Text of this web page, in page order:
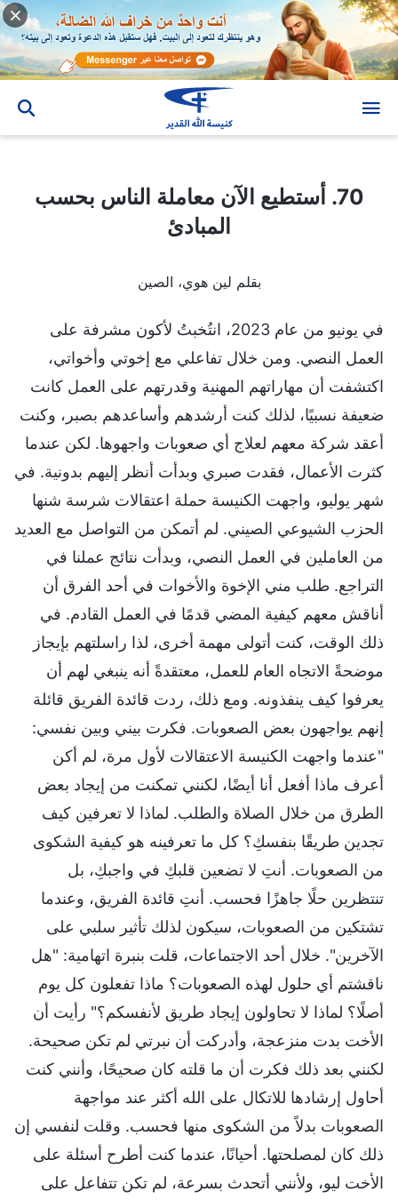
70. أستطيع الآن معاملة الناس بحسب
المبادئ
بقلم لين هوي، الصين
في يونيو من عام 2023، انتُخبتُ لأكون مشرفة على
العمل النصي. ومن خلال تفاعلي مع إخوتي وأخواتي،
اكتشفت أن مهاراتهم المهنية وقدرتهم على العمل كانت
ضعيفة نسبيًا، لذلك كنت أرشدهم وأساعدهم بصبر، وكنت
أعقد شركة معهم لعلاج أي صعوبات واجهوها. لكن عندما
كثرت الأعمال، فقدت صبري وبدأت أنظر إليهم بدونية. في
شهر يوليو، واجهت الكنيسة حملة اعتقالات شرسة شنها
الحزب الشيوعي الصيني. لم أتمكن من التواصل مع العديد
من العاملين في العمل النصي، وبدأت نتائج عملنا في
التراجع. طلب مني الإخوة والأخوات في أحد الفرق أن
أناقش معهم كيفية المضي قدمًا في العمل القادم. في
ذلك الوقت، كنت أتولى مهمة أخرى، لذا راسلتهم بإيجاز
موضحةً الاتجاه العام للعمل، معتقدةً أنه ينبغي لهم أن
يعرفوا كيف ينفذونه. ومع ذلك، ردت قائدة الفريق قائلة
إنهم يواجهون بعض الصعوبات. فكرت بيني وبين نفسي:
"عندما واجهت الكنيسة الاعتقالات لأول مرة، لم أكن
أعرف ماذا أفعل أنا أيضًا، لكنني تمكنت من إيجاد بعض
الطرق من خلال الصلاة والطلب. لماذا لا تعرفين كيف
تجدين طريقًا بنفسكِ؟ كل ما تعرفينه هو كيفية الشكوى
من الصعوبات. أنتِ لا تضعين قلبكِ في واجبكِ، بل
تنتظرين حلًا جاهزًا فحسب. أنتِ قائدة الفريق، وعندما
تشتكين من الصعوبات، سيكون لذلك تأثير سلبي على
الآخرين". خلال أحد الاجتماعات، قلت بنبرة اتهامية: "هل
ناقشتم أي حلول لهذه الصعوبات؟ ماذا تفعلون كل يوم
أصلًا؟ لماذا لا تحاولون إيجاد طريق لأنفسكم؟" رأيت أن
الأخت بدت منزعجة، وأدركت أن نبرتي لم تكن صحيحة.
لكنني بعد ذلك فكرت أن ما قلته كان صحيحًا، وأنني كنت
أحاول إرشادها للاتكال على الله أكثر عند مواجهة
الصعوبات بدلاً من الشكوى منها فحسب. وقلت لنفسي إن
ذلك كان لمصلحتها. أحيانًا، عندما كنت أطرح أسئلة على
الأخت ليو، ولأنني أتحدث بسرعة، لم تكن تتفاعل على